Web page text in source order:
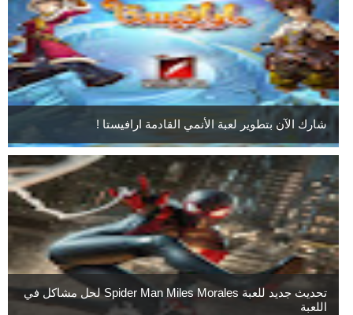
شارك الآن بتطوير لعبة الأنمي القادمة ارافيستا !
تحديث جديد للعبة Spider Man Miles Morales لحل مشاكل في
اللعبة